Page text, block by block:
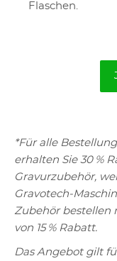
Flaschen.
*Für alle
erhalten Sie 30 %
Gravurzubehör,
Gravotech-
Zubehör bestellen
von 15 % Rabatt.
Das Angebot gilt